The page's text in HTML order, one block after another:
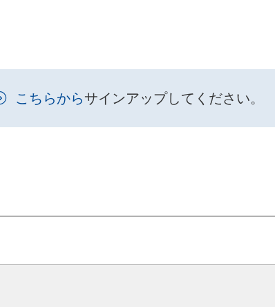
こちらからサインアップしてください。